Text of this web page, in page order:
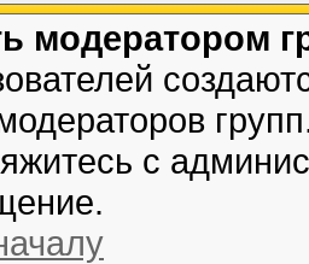
модератором
с